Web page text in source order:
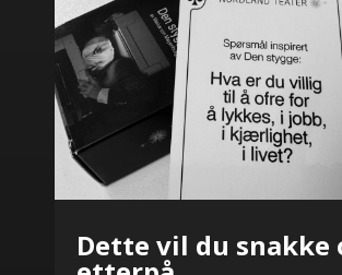
Dette vil du snakke